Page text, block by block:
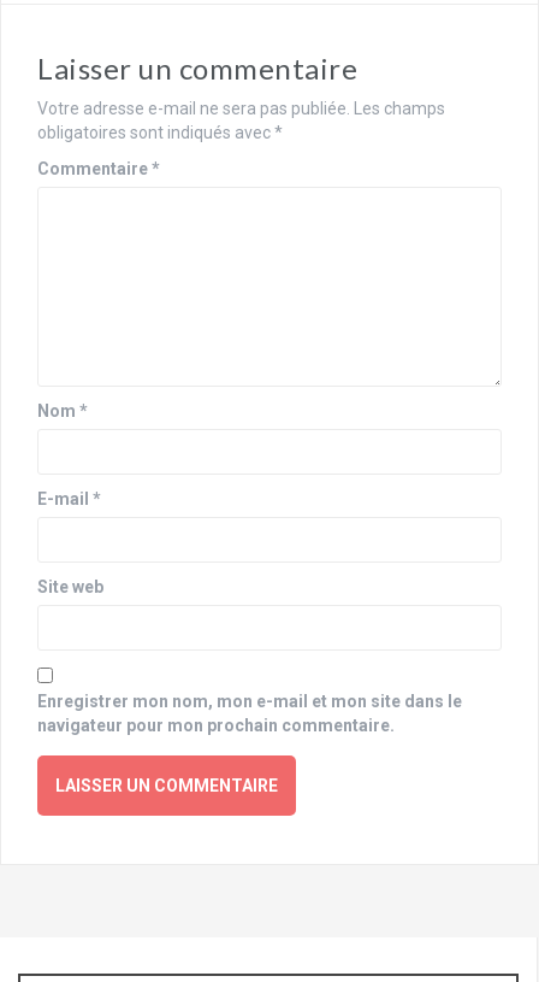
Laisser un commentaire
Votre adresse e-mail ne sera pas publiée.
Les champs
obligatoires sont indiqués avec*
Commentaire*
Nom *
E-mail *
Site web
Enregistrer mon nom, mon e-mail et mon site dans le
navigateur pour mon prochain commentaire.